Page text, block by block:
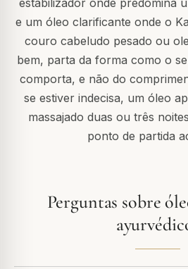
estabilizador onde predomina
e um óleo clarificante onde o
couro cabeludo pesado ou
bem, parta da forma como o
comporta, e não do
se estiver indecisa, um óleo
massajado duas ou três
ponto de partida
Perguntas sobre